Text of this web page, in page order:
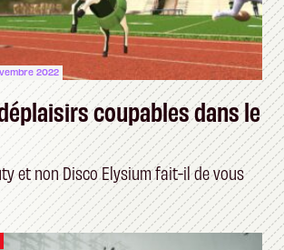
2022
coupables dans le
et non Disco Elysium fait-il de vous